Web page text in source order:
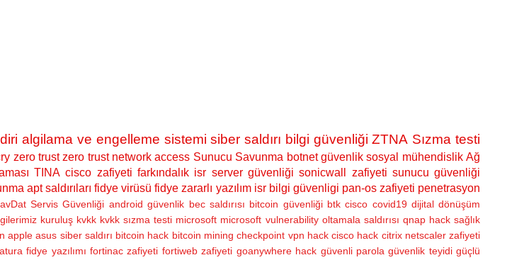
algilama ve engelleme sistemi siber saldırı bilgi güvenliği ZTNA Sızma testi
zero trust zero trust network access Sunucu Savunma botnet güvenlik sosyal mühendislik Ağ
TINA cisco zafiyeti farkındalık isr server güvenliği sonicwall zafiyeti sunucu güvenliği
apt saldırıları fidye virüsü fidye zararlı yazılım isr bilgi güvenligi pan-os zafiyeti penetrasyon
Servis Güvenliği android güvenlik bec saldırısı bitcoin güvenliği btk cisco covid19 dijital dönüşüm
kuruluş kvkk kvkk sızma testi microsoft microsoft vulnerability oltamala saldırısı qnap hack sağlık
apple asus siber saldırı bitcoin hack bitcoin mining checkpoint vpn hack cisco hack citrix netscaler zafiyeti
fidye yazılımı fortinac zafiyeti fortiweb zafiyeti goanywhere hack güvenli parola güvenlik teyidi güçlü